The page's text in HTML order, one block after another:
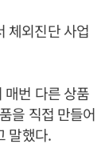
체외진단 사업
매번 다른 상품
을 직접 만들어
말했다.